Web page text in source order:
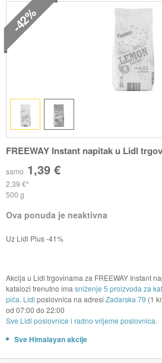
-42%
FREEWAY Instant napitak u Lidl
samo 1,39 €
2,39 €
500 g
Ova ponuda je neaktivna
Uz Lidl Plus -41%
Akcija u Lidl trgovinama za FREEWAY Instant
katalozi trenutno ima sniženje 5 proizvoda za
pića. Lidl poslovnica na adresi Zadarska 79 (1
od 07:00 do 22:00
Sve Lidl poslovnice i radno vrijeme poslovnica.
Sve Himalayan akcije